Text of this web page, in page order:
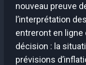
nouveau preuve
l’interprétation
entreront en
décision : la
prévisions